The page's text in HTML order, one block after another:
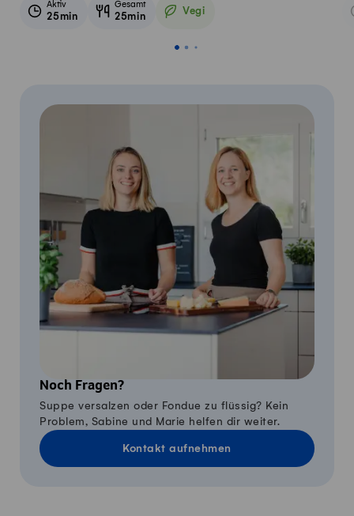
Aktiv
25min
Gesamt
25min Vegi
Vegetarisch
Noch Fragen?
Suppe versalzen oder Fondue zu flüssig? Kein
Problem, Sabine und Marie helfen dir weiter.
Kontakt aufnehmen